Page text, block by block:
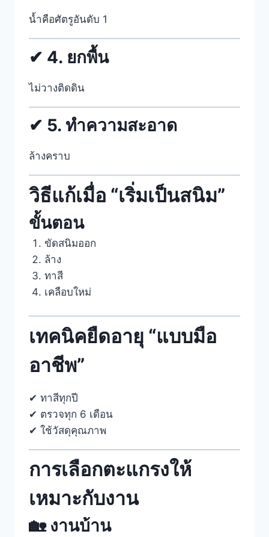
น้ำคือศัตรูอันดับ 1
✔ 4. ยกพื้น
ไม่วางติดดิน
✔ 5. ทำความสะอาด
ล้างคราบ
วิธีแก้เมื่อ “เริ่มเป็นสนิม”
ขั้นตอน
ขัดสนิมออก
ล้าง
ทาสี
เคลือบใหม่
เทคนิคยืดอายุ “แบบมือ
อาชีพ”
✔ ทาสีทุกปี
✔ ตรวจทุก 6 เดือน
✔ ใช้วัสดุคุณภาพ
การเลือกตะแกรงให้
เหมาะกับงาน
🏡 งานบ้าน